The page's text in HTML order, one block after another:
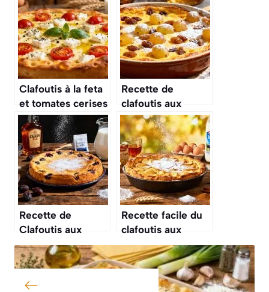
Clafoutis à la feta
et tomates cerises
: recette facile et
savoureuse
Recette de
clafoutis aux
raisins
Recette de
Clafoutis aux
Pruneaux Facile et
Gourmande
Recette facile du
clafoutis aux
pommes